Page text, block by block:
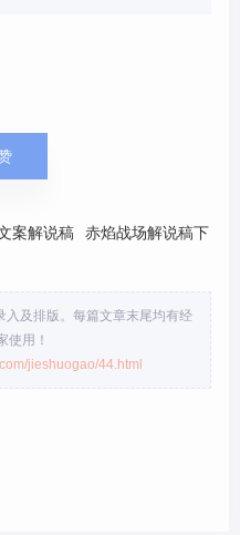
案解说稿
赤焰战场解说稿下
及排版。每篇文章末尾均有经
使用！
jieshuogao/44.html